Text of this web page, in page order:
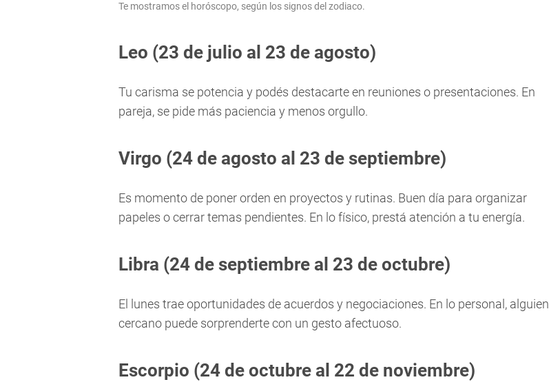
Te mostramos el horóscopo, según los signos del zodiaco.
Leo (23 de julio al 23 de agosto)
Tu carisma se potencia y podés destacarte en reuniones o presentaciones. En
pareja, se pide más paciencia y menos orgullo.
Virgo (24 de agosto al 23 de septiembre)
Es momento de poner orden en proyectos y rutinas. Buen día para organizar
papeles o cerrar temas pendientes. En lo físico, prestá atención a tu energía.
Libra (24 de septiembre al 23 de octubre)
El lunes trae oportunidades de acuerdos y negociaciones. En lo personal, alguien
cercano puede sorprenderte con un gesto afectuoso.
Escorpio (24 de octubre al 22 de noviembre)